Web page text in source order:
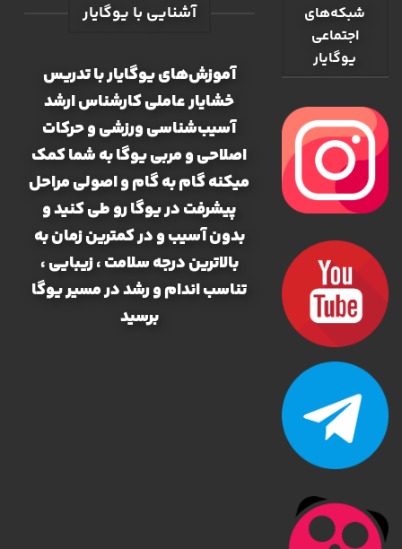
شبکه‌های
اجتماعی
یوگایار
آشنایی با یوگایار
آموزش‌های یوگایار با تدریس
خشایار عاملی کارشناس ارشد
آسیب‌شناسی ورزشی و حرکات
اصلاحی و مربی یوگا به شما کمک
میکنه گام به گام و اصولی مراحل
پیشرفت در یوگا رو طی کنید و
بدون آسیب و در کمترین زمان به
بالاترین درجه سلامت ، زیبایی ،
تناسب اندام و رشد در مسیر یوگا
برسید